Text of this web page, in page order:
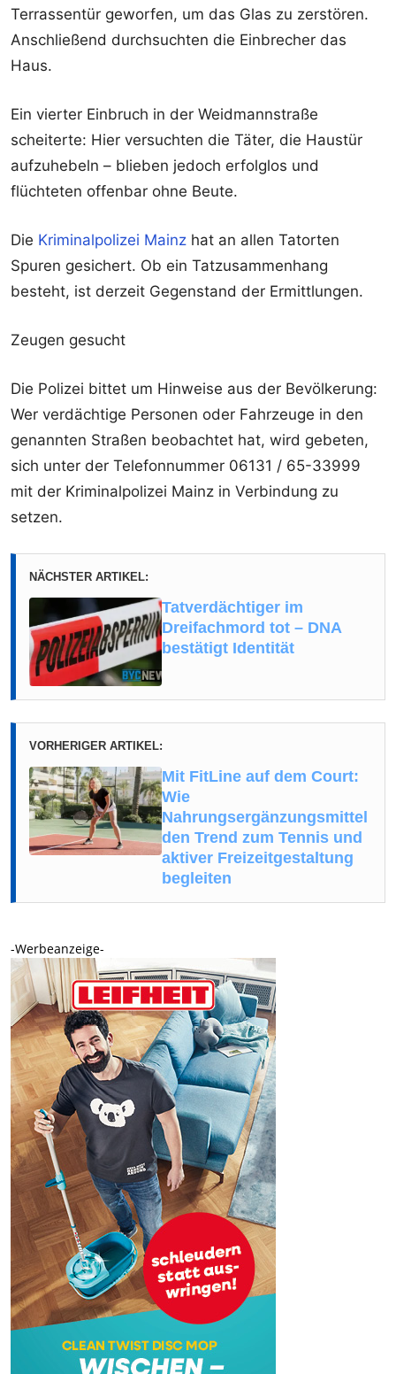
Terrassentür geworfen, um das Glas zu zerstören.
Anschließend durchsuchten die Einbrecher das
Haus.
Ein vierter Einbruch in der Weidmannstraße
scheiterte: Hier versuchten die Täter, die Haustür
aufzuhebeln – blieben jedoch erfolglos und
flüchteten offenbar ohne Beute.
Die Kriminalpolizei Mainz hat an allen Tatorten
Spuren gesichert. Ob ein Tatzusammenhang
besteht, ist derzeit Gegenstand der Ermittlungen.
Zeugen gesucht
Die Polizei bittet um Hinweise aus der Bevölkerung:
Wer verdächtige Personen oder Fahrzeuge in den
genannten Straßen beobachtet hat, wird gebeten,
sich unter der Telefonnummer 06131 / 65-33999
mit der Kriminalpolizei Mainz in Verbindung zu
setzen.
NÄCHSTER ARTIKEL:
Tatverdächtiger im
Dreifachmord tot – DNA
bestätigt Identität
VORHERIGER ARTIKEL:
Mit FitLine auf dem Court:
Wie
Nahrungsergänzungsmittel
den Trend zum Tennis und
aktiver Freizeitgestaltung
begleiten
-Werbeanzeige-